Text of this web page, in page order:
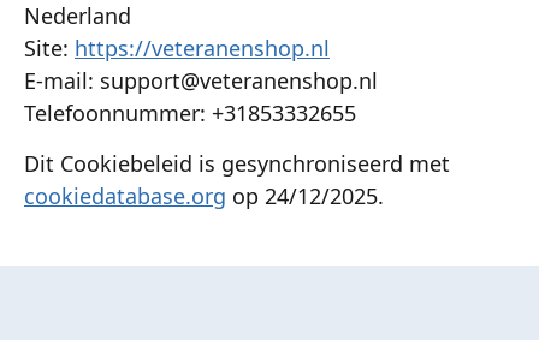
Nederland
Site: https://veteranenshop.nl
E-mail: support@veteranenshop.nl
Telefoonnummer: +31853332655
Dit Cookiebeleid is gesynchroniseerd met
cookiedatabase.org op 24/12/2025.